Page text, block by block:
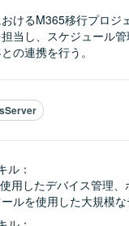
けるM365移行プロジ
当し、スケジュール
の連携を行う。
ル：
用したデバイス管理
ルを使用した大規模